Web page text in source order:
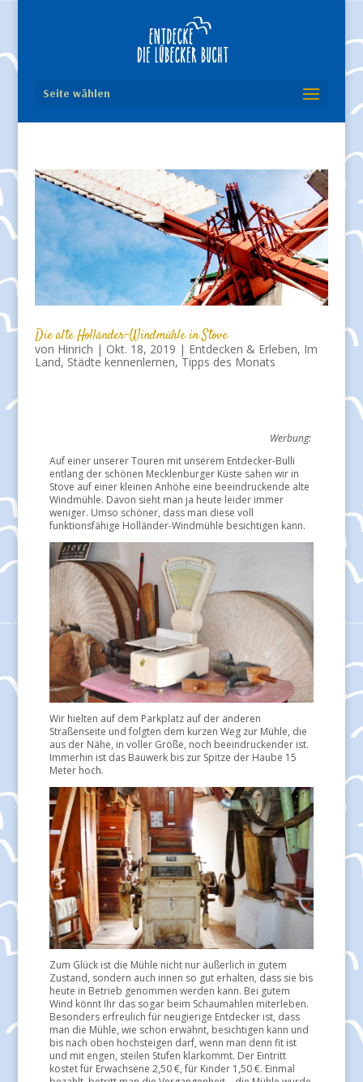
Seite wählen
Die alte Holländer-Windmühle in Stove
von Hinrich | Okt. 18, 2019 | Entdecken & Erleben, Im
Land, Städte kennenlernen, Tipps des Monats
Werbung:
Auf einer unserer Touren mit unserem Entdecker-Bulli
entlang der schönen Mecklenburger Küste sahen wir in
Stove auf einer kleinen Anhöhe eine beeindruckende alte
Windmühle. Davon sieht man ja heute leider immer
weniger. Umso schöner, dass man diese voll
funktionsfähige Holländer-Windmühle besichtigen kann.
Wir hielten auf dem Parkplatz auf der anderen
Straßenseite und folgten dem kurzen Weg zur Mühle, die
aus der Nähe, in voller Größe, noch beeindruckender ist.
Immerhin ist das Bauwerk bis zur Spitze der Haube 15
Meter hoch.
Zum Glück ist die Mühle nicht nur äußerlich in gutem
Zustand, sondern auch innen so gut erhalten, dass sie bis
heute in Betrieb genommen werden kann. Bei gutem
Wind könnt Ihr das sogar beim Schaumahlen miterleben.
Besonders erfreulich für neugierige Entdecker ist, dass
man die Mühle, wie schon erwähnt, besichtigen kann und
bis nach oben hochsteigen darf, wenn man denn fit ist
und mit engen, steilen Stufen klarkommt. Der Eintritt
kostet für Erwachsene 2,50 €, für Kinder 1,50 €. Einmal